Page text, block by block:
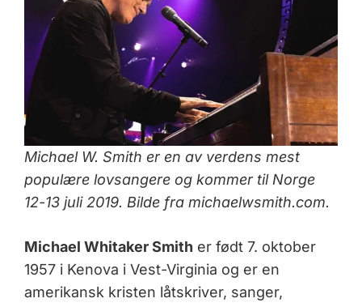
Michael W. Smith er en av verdens mest
populære lovsangere og kommer til Norge
12-13 juli 2019. Bilde fra michaelwsmith.com.
Michael Whitaker Smith er født 7. oktober
1957 i Kenova i Vest-Virginia og er en
amerikansk kristen låtskriver, sanger,